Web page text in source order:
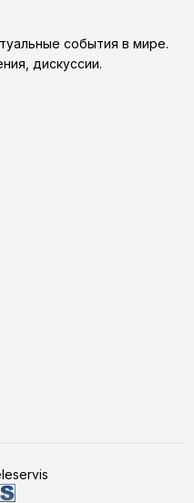
события в мире.
дискуссии.